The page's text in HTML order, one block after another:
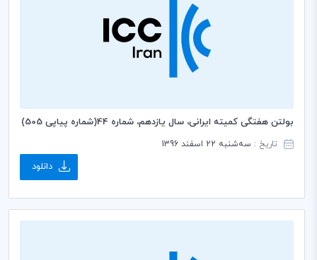
بولتن هفتگی کمیته ایرانی، سال یازدهم، شماره 44(شماره پیاپی 505)
تاریخ : سه‌شنبه 22 اسفند 1396
دانلود